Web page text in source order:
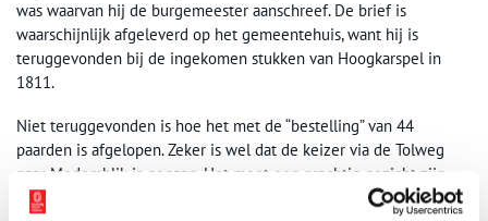
was waarvan hij de burgemeester aanschreef. De brief is
waarschijnlijk afgeleverd op het gemeentehuis, want hij is
teruggevonden bij de ingekomen stukken van Hoogkarspel in
1811.
Niet teruggevonden is hoe het met de “bestelling” van 44
paarden is afgelopen. Zeker is wel dat de keizer via de Tolweg
naar Medemblik is gegaan. Het moet een prachtig gezicht zijn
geweest: een stoet van zes spannen met elk zes paarden en